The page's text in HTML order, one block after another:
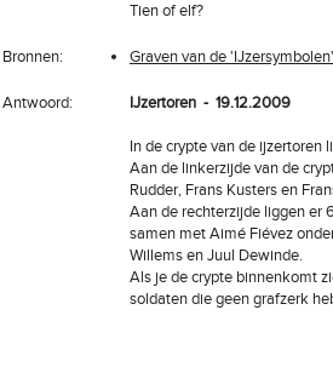
Tien of elf?
Bronnen: Graven van de
Antwoord: IJzertoren - 19.12.2009
In de crypte van de ijzertoren
Aan de linkerzijde van de
Rudder, Frans Kusters en
Aan de rechterzijde liggen er
samen met Aimé Fiévez
Willems en Juul Dewinde.
Als je de crypte binnenkomt
soldaten die geen grafzerk